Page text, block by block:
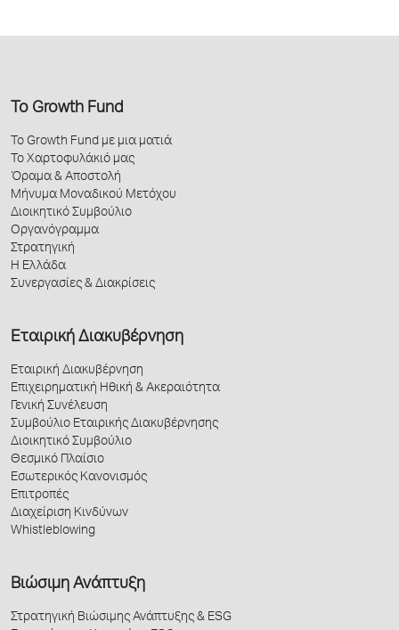
Το Growth Fund
Το Growth Fund με μια ματιά
Το Χαρτοφυλάκιό μας
Όραμα & Αποστολή
Μήνυμα Μοναδικού Μετόχου
Διοικητικό Συμβούλιο
Οργανόγραμμα
Στρατηγική
Η Ελλάδα
Συνεργασίες & Διακρίσεις
Εταιρική Διακυβέρνηση
Εταιρική Διακυβέρνηση
Επιχειρηματική Ηθική & Ακεραιότητα
Γενική Συνέλευση
Συμβούλιο Εταιρικής Διακυβέρνησης
Διοικητικό Συμβούλιο
Θεσμικό Πλαίσιο
Εσωτερικός Κανονισμός
Επιτροπές
Διαχείριση Κινδύνων
Whistleblowing
Βιώσιμη Ανάπτυξη
Στρατηγική Βιώσιμης Ανάπτυξης & ESG